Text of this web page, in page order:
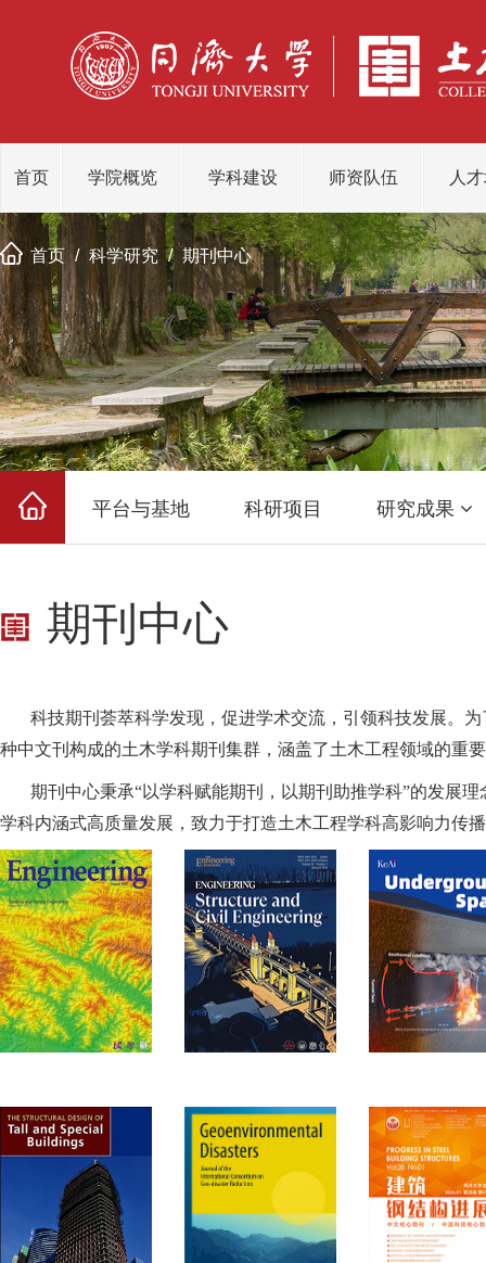
首页 学院概览 学科建设 师资队伍 人
首页 / 科学研究 / 期刊中心
平台与基地 科研项目 研究成果
期刊中心
科技期刊荟萃科学发现，促进学术交流，引领科技发展。为
种中文刊构成的土木学科期刊集群，涵盖了土木工程领域的重
期刊中心秉承“以学科赋能期刊，以期刊助推学科”的发展理
学科内涵式高质量发展，致力于打造土木工程学科高影响力传